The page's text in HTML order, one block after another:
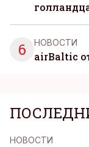
6 НОВОСТИ
airBaltic
НОВОСТИ